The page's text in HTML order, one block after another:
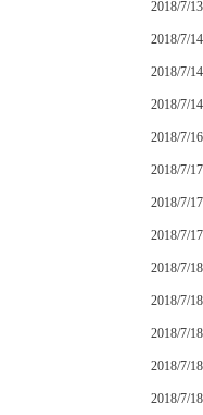
2018/7/13
2018/7/14
2018/7/14
2018/7/14
2018/7/16
2018/7/17
2018/7/17
2018/7/17
2018/7/18
2018/7/18
2018/7/18
2018/7/18
2018/7/18